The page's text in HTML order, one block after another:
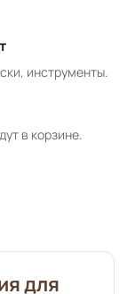
инструменты.
в корзине.
для